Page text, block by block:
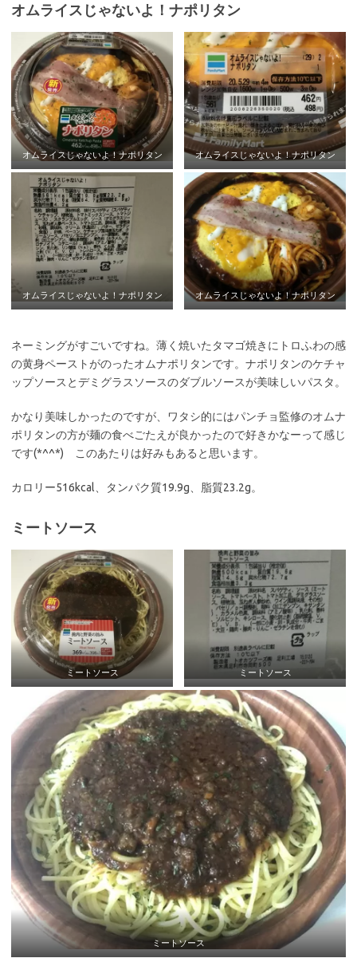
オムライスじゃないよ！ナポリタン
オムライスじゃないよ！ナポリタン オムライスじゃないよ！ナポリタン
オムライスじゃないよ！ナポリタン オムライスじゃないよ！ナポリタン
ネーミングがすごいですね。薄く焼いたタマゴ焼きにトロふわの感
の黄身ペーストがのったオムナポリタンです。ナポリタンのケチャ
ップソースとデミグラスソースのダブルソースが美味しいパスタ。
かなり美味しかったのですが、ワタシ的にはパンチョ監修のオムナ
ポリタンの方が麺の食べごたえが良かったので好きかなーって感じ
です(*^^*) このあたりは好みもあると思います。
カロリー516kcal、タンパク質19.9g、脂質23.2g。
ミートソース
ミートソース ミートソース
ミートソース